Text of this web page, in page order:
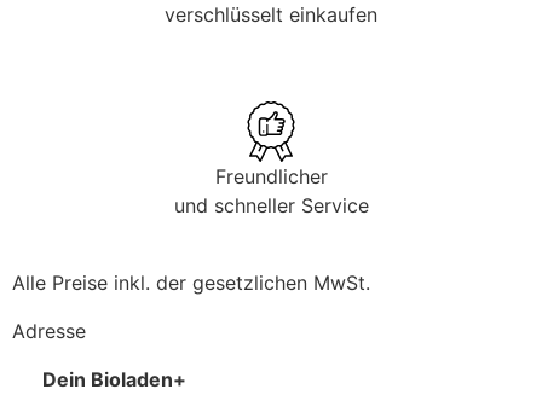
verschlüsselt einkaufen
Freundlicher
und schneller Service
Alle Preise inkl. der gesetzlichen MwSt.
Adresse
Dein Bioladen+